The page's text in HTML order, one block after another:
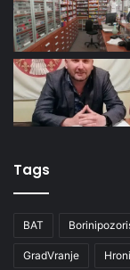
Tags
BAT
GradVranje